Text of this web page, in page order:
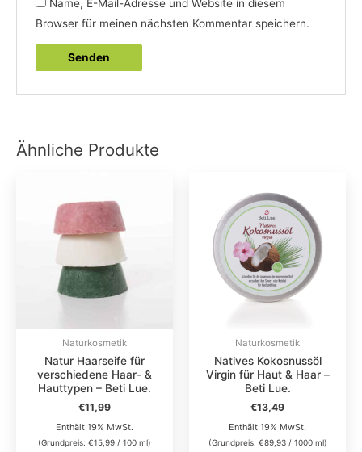
Name, E-Mail-Adresse und Website in diesem
Browser für meinen nächsten Kommentar speichern.
Ähnliche Produkte
Naturkosmetik
Natur Haarseife für
verschiedene Haar- &
Hauttypen – Beti Lue.
€11,99
Enthält 19% MwSt.
(Grundpreis: €15,99 / 100 ml)
Naturkosmetik
Natives Kokosnussöl
Virgin für Haut & Haar –
Beti Lue.
€13,49
Enthält 19% MwSt.
(Grundpreis: €89,93/ 1000 ml)